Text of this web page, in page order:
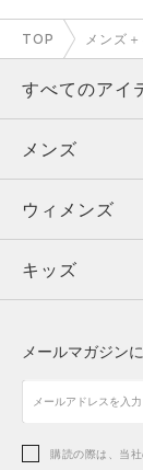
TOP メンズ
すべてのアイ
メンズ
ウィメンズ
キッズ
アクセサリー
メンズ
トップス
ボトムス
アクセサリー
ウィメンズ
トップス
シューズ
アクセサリー
キッズ
シューズ
メールマガジン
購読の際は、当